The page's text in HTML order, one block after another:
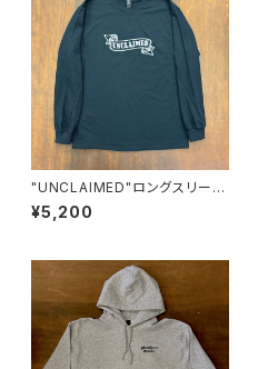
"UNCLAIMED"ロングスリーブ
Tシャツ
¥5,200